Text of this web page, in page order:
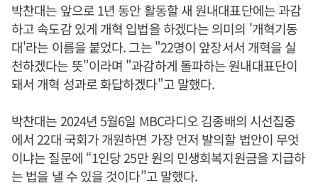
박찬대는 앞으로 1년 동안 활동할 새 원내대표단에는 과감
하고 속도감 있게 개혁 입법을 하겠다는 의미의 '개혁기동
대'라는 이름을 붙었다. 그는 "22명이 앞장서서 개혁을 실
천하겠다는 뜻"이라며 "과감하게 돌파하는 원내대표단이
돼서 개혁 성과로 화답하겠다"고 말했다.
박찬대는 2024년 5월6일 MBC라디오 김종배의 시선집중
에서 22대 국회가 개원하면 가장 먼저 발의할 법안이 무엇
이냐는 질문에 “1인당 25만 원의 민생회복지원금을 지급하
는 법을 낼 수 있을 것이다”고 말했다.